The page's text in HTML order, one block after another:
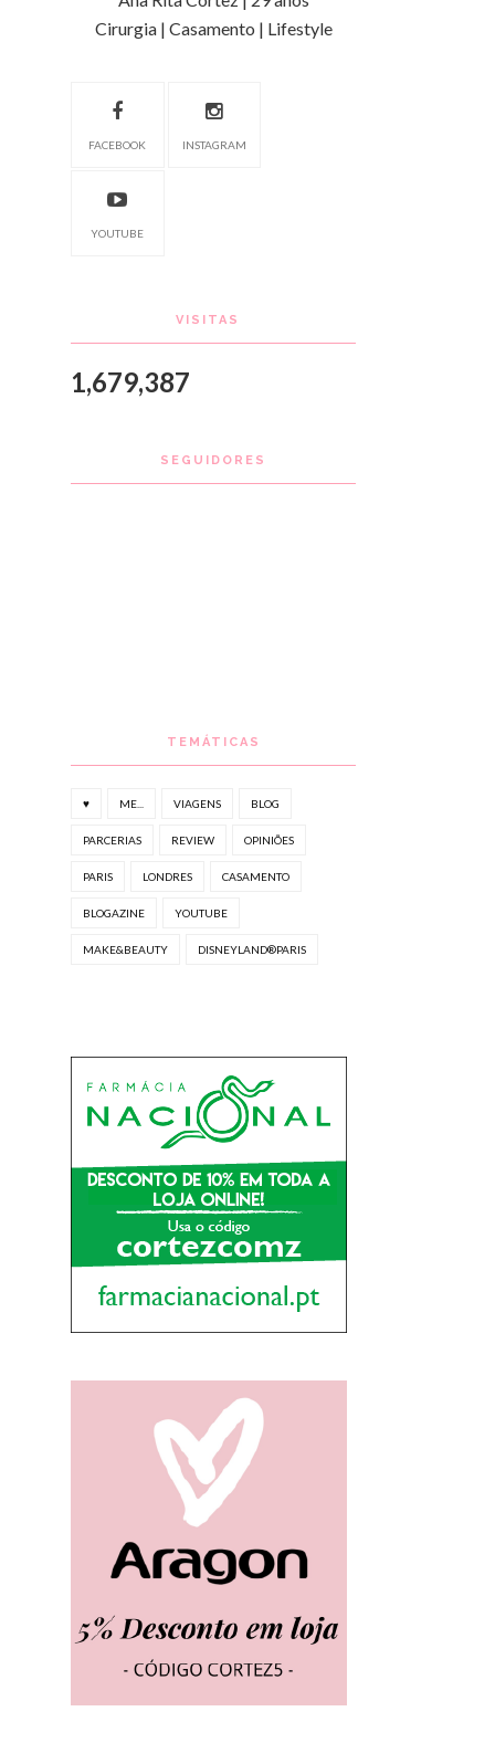
Cirurgia | Casamento | Lifestyle
FACEBOOK INSTAGRAM
YOUTUBE
VISITAS
1,679,387
SEGUIDORES
TEMÁTICAS
♥ ME... VIAGENS BLOG
PARCERIAS REVIEW OPINIÕES
PARIS LONDRES CASAMENTO
BLOGAZINE YOUTUBE
MAKE&BEAUTY DISNEYLAND®PARIS